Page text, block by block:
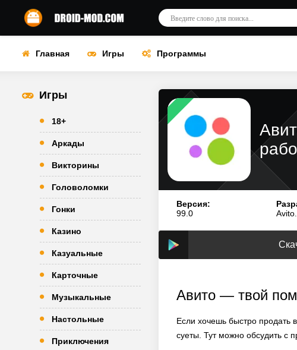
Главная Игры Программы
Игры
18+
Аркады
Викторины
Головоломки
Гонки
Казино
Казуальные
Карточные
Музыкальные
Настольные
Приключения
Версия:
99.0
Авито — твой
Если хочешь быстро продать
суеты. Тут можно обсудить с